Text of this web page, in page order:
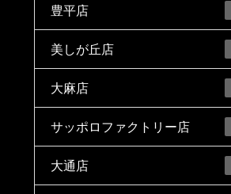
豊平店
美しが丘店
大麻店
サッポロファクトリー店
大通店